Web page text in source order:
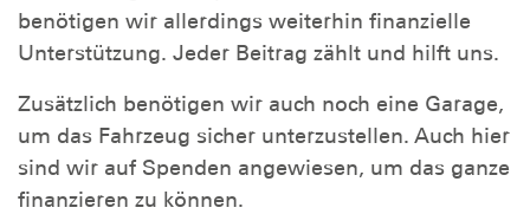
benötigen wir allerdings weiterhin finanzielle
Unterstützung. Jeder Beitrag zählt und hilft uns.
Zusätzlich benötigen wir auch noch eine Garage,
um das Fahrzeug sicher unterzustellen. Auch hier
sind wir auf Spenden angewiesen, um das ganze
finanzieren zu können.